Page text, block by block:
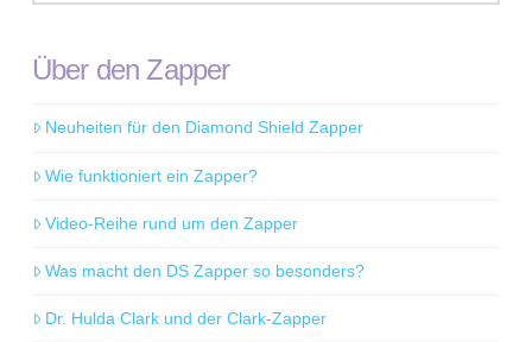
Über den Zapper
Neuheiten für den Diamond Shield Zapper
Wie funktioniert ein Zapper?
Video-Reihe rund um den Zapper
Was macht den DS Zapper so besonders?
Dr. Hulda Clark und der Clark-Zapper